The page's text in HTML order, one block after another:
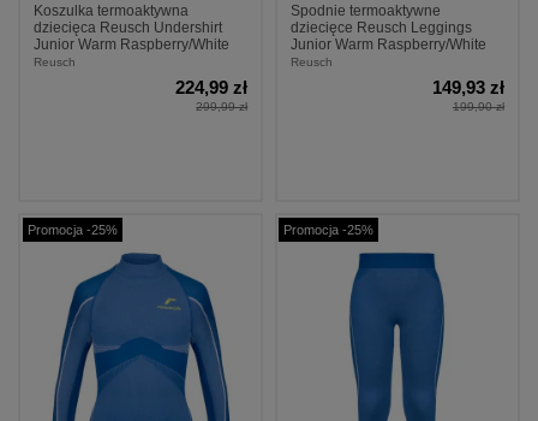
Koszulka termoaktywna
dziecięca Reusch Undershirt
Junior Warm Raspberry/White
Reusch
224,99 zł
299,99 zł
Spodnie termoaktywne
dziecięce Reusch Leggings
Junior Warm Raspberry/White
Reusch
149,93 zł
199,90 zł
Promocja -25% Promocja -25%